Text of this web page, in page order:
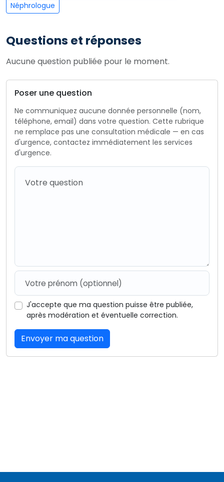
Néphrologue
Questions et réponses
Aucune question publiée pour le moment.
Poser une question
Ne communiquez aucune donnée personnelle (nom,
téléphone, email) dans votre question. Cette rubrique
ne remplace pas une consultation médicale — en cas
d'urgence, contactez immédiatement les services
d'urgence.
J'accepte que ma question puisse être publiée,
après modération et éventuelle correction.
Envoyer ma question